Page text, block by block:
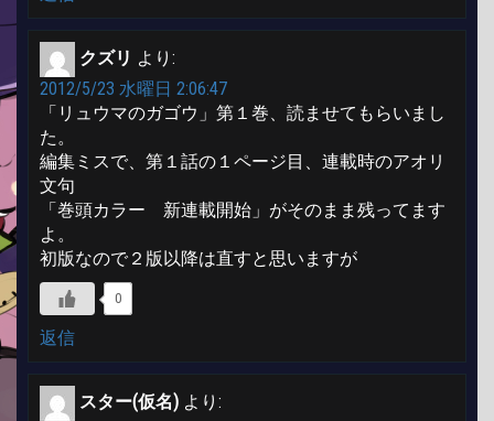
クズリ より:
2012/5/23 水曜日 2:06:47
「リュウマのガゴウ」第１巻、読ませてもらいまし
た。
編集ミスで、第１話の１ページ目、連載時のアオリ
文句
「巻頭カラー 新連載開始」がそのまま残ってます
よ。
初版なので２版以降は直すと思いますが
0
返信
スター(仮名) より: